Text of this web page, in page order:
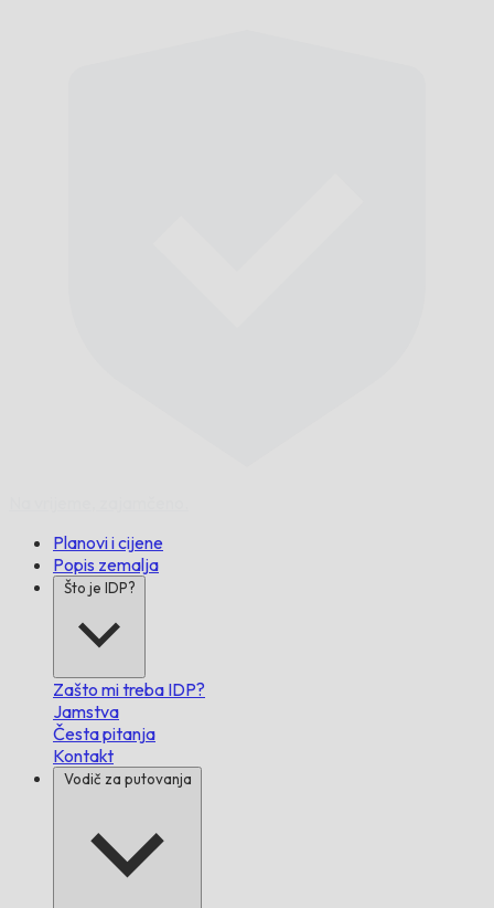
Planovi i cijene
Popis zemalja
Što je IDP?
Zašto mi treba IDP?
Jamstva
Česta pitanja
Kontakt
Vodič za putovanja